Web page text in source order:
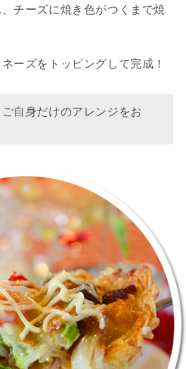
チーズに焼き色がつくまで焼
ーズをトッピングして完成！
自身だけのアレンジをお